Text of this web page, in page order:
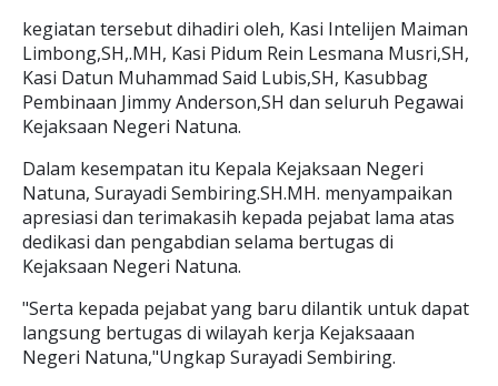
kegiatan tersebut dihadiri oleh, Kasi Intelijen Maiman
Limbong,SH,.MH, Kasi Pidum Rein Lesmana Musri,SH,
Kasi Datun Muhammad Said Lubis,SH, Kasubbag
Pembinaan Jimmy Anderson,SH dan seluruh Pegawai
Kejaksaan Negeri Natuna.
Dalam kesempatan itu Kepala Kejaksaan Negeri
Natuna, Surayadi Sembiring.SH.MH. menyampaikan
apresiasi dan terimakasih kepada pejabat lama atas
dedikasi dan pengabdian selama bertugas di
Kejaksaan Negeri Natuna.
"Serta kepada pejabat yang baru dilantik untuk dapat
langsung bertugas di wilayah kerja Kejaksaaan
Negeri Natuna,"Ungkap Surayadi Sembiring.